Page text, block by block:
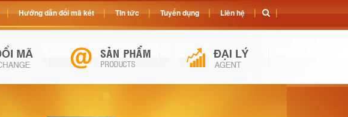
Hướng dẫn đổi mã két Tin tức Tuyển dụng Liên hệ